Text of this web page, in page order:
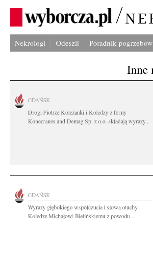
Nekrologi Odeszli Poradnik
Inne
GDAŃSK
Drogi Piotrze Koleżanki i Koledzy z firmy
Konecranes and Demag Sp. z o.o. składają wyrazy...
GDAŃSK
Wyrazy głębokiego współczucia i słowa otuchy
Koledze Michałowi Bielińskiemu z powodu...